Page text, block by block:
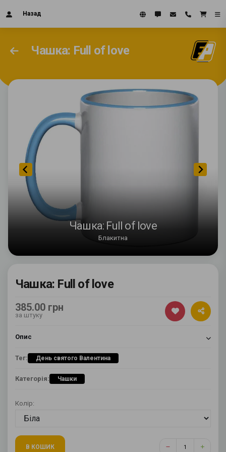
Назад
Чашка: Full of love
Чашка: Full of love
Блакитна
Чашка: Full of love
385.00 грн
за штуку
Опис
Тег: День святого Валентина
Категорія: Чашки
Колір:
В КОШИК